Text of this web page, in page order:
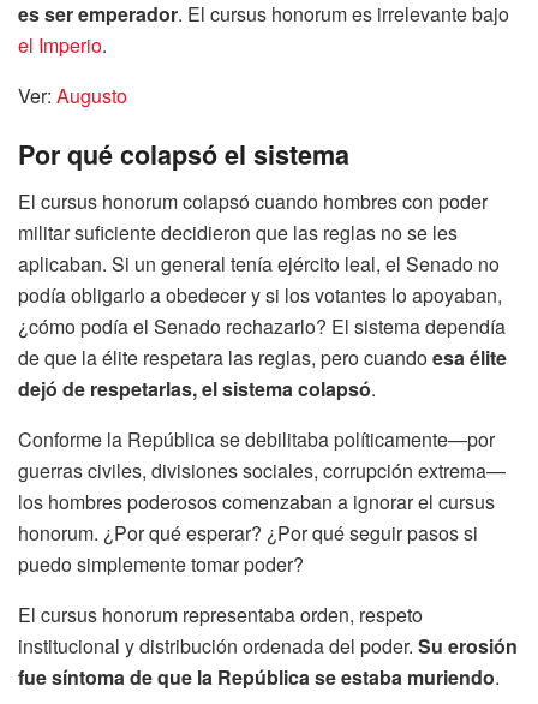
es ser emperador. El cursus honorum es irrelevante bajo
el Imperio.
Ver: Augusto
Por qué colapsó el sistema
El cursus honorum colapsó cuando hombres con poder
militar suficiente decidieron que las reglas no se les
aplicaban. Si un general tenía ejército leal, el Senado no
podía obligarlo a obedecer y si los votantes lo apoyaban,
¿cómo podía el Senado rechazarlo? El sistema dependía
de que la élite respetara las reglas, pero cuandoesa élite
dejó de respetarlas, el sistema colapsó.
Conforme la República se debilitaba políticamente—por
guerras civiles, divisiones sociales, corrupción extrema—
los hombres poderosos comenzaban a ignorar el cursus
honorum. ¿Por qué esperar? ¿Por qué seguir pasos si
puedo simplemente tomar poder?
El cursus honorum representaba orden, respeto
institucional y distribución ordenada del poder. Su erosión
fue síntoma de que la República se estaba muriendo.